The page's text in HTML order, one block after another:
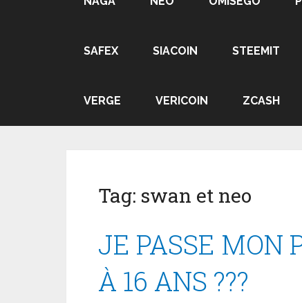
SAFEX SIACOIN STEEMIT
VERGE VERICOIN ZCASH
Tag: swan et neo
JE PASSE MON
À 16 ANS ???